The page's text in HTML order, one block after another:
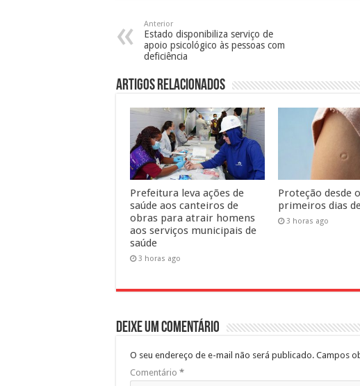
Anterior
Estado disponibiliza serviço de
apoio psicológico às pessoas com
deficiência
Artigos Relacionados
Prefeitura leva ações de
saúde aos canteiros de
obras para atrair homens
aos serviços municipais de
saúde
3 horas ago
Proteção desde
primeiros dias
3 horas ago
Deixe um comentário
O seu endereço de e-mail não será publicado. Campos
Comentário *